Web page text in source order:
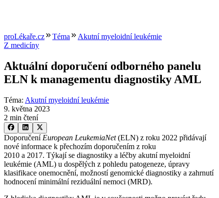
proLékaře.cz Téma
Akutní myeloidní leukémie
Z medicíny
Aktuální doporučení odborného panelu
ELN k managementu diagnostiky AML
Téma: Akutní myeloidní leukémie
9. května 2023
2 min čtení
Doporučení European LeukemiaNet(ELN) z roku 2022 přidávají
nové informace k přechozím doporučením z roku
2010 a 2017. Týkají se diagnostiky a léčby akutní myeloidní
leukémie (AML) u dospělých z pohledu patogeneze, úpravy
klasifikace onemocnění, možností genomické diagnostiky a zahrnutí
hodnocení minimální reziduální nemoci (MRD).